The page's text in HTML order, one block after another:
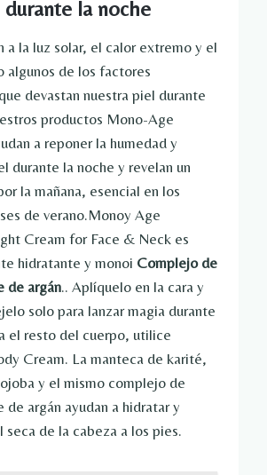
la noche
a la luz solar, el calor extremo y el
algunos de los factores
devastan nuestra piel durante
productos Mono-Age
a reponer la humedad y
durante la noche y revelan un
la mañana, esencial en los
de verano.Monoy Age
Cream for Face & Neck es
hidratante y monoi Complejo de
de argán.. Aplíquelo en la cara y
solo para lanzar magia durante
el resto del cuerpo, utilice
Cream. La manteca de karité,
y el mismo complejo de
de argán ayudan a hidratar y
seca de la cabeza a los pies.